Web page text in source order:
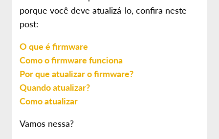
porque você deve atualizá-lo, confira neste
post:
O que é firmware
Como o firmware funciona
Por que atualizar o firmware?
Quando atualizar?
Como atualizar
Vamos nessa?